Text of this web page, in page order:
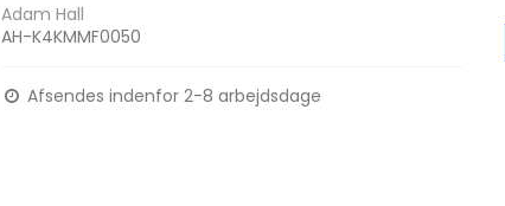
Adam Hall
AH-K4KMMF0050
Afsendes indenfor 2-8 arbejdsdage